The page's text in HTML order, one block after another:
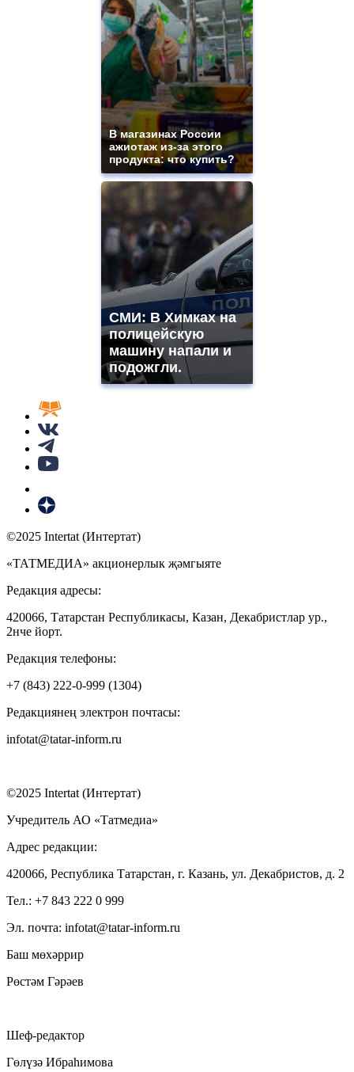
В магазинах России
ажиотаж из-за этого
продукта: что купить?
СМИ: В Химках на
полицейскую
машину напали и
подожгли.
©2025 Intertat (Интертат)
«ТАТМЕДИА» акционерлык җәмгыяте
Редакция адресы:
420066, Татарстан Республикасы, Казан, Декабристлар ур.,
2нче йорт.
Редакция телефоны:
+7 (843) 222-0-999 (1304)
Редакциянең электрон почтасы:
infotat@tatar-inform.ru
©2025 Intertat (Интертат)
Учредитель АО «Татмедиа»
Адрес редакции:
420066, Республика Татарстан, г. Казань, ул. Декабристов, д. 2
Тел.: +7 843 222 0 999
Эл. почта: infotat@tatar-inform.ru
Баш мөхәррир
Рөстәм Гәрәев
Шеф-редактор
Гөлүзә Ибраһимова